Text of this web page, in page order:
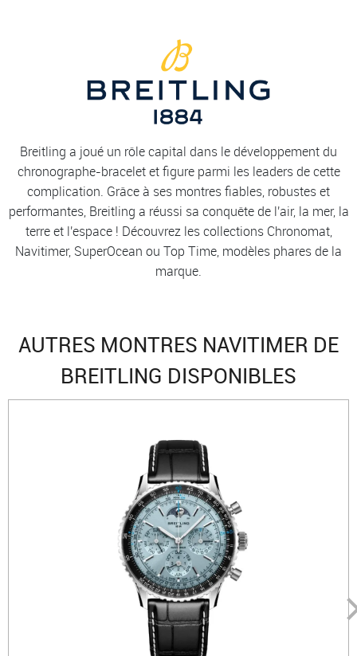
Breitling a joué un rôle capital dans le développement du
chronographe-bracelet et figure parmi les leaders de cette
complication. Grâce à ses montres fiables, robustes et
performantes, Breitling a réussi sa conquête de l'air, la mer, la
terre et l'espace ! Découvrez les collections Chronomat,
Navitimer, SuperOcean ou Top Time, modèles phares de la
marque.
AUTRES MONTRES NAVITIMER DE
BREITLING DISPONIBLES